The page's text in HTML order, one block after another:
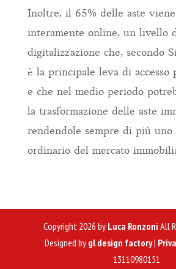
Inoltre, il 65% delle aste
interamente online, un livello
digitalizzazione che, secondo
è la principale leva di accesso
e che nel medio periodo
la trasformazione delle aste
rendendole sempre di più uno
ordinario del mercato
Copyright 2026 by Luca Ronzoni All
Designed by gl design factory|
13110980151